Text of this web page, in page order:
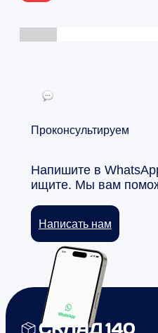
Проконсультируем
Напишите в
ищите. Мы вам
Написать нам